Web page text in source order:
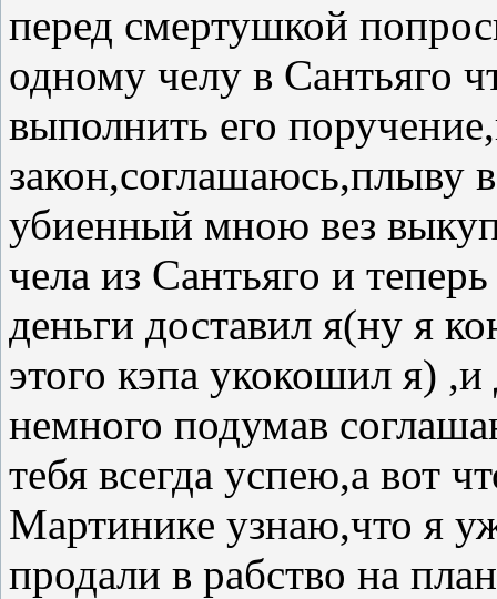
перед смертушкой
одному челу в Сантьяго
выполнить его
закон,соглашаюсь,плыву
убиенный мною вез
чела из Сантьяго и
деньги доставил я(ну я
этого кэпа укокошил я)
немного подумав
тебя всегда успею,а вот
Мартинике узнаю,что я
продали в рабство на